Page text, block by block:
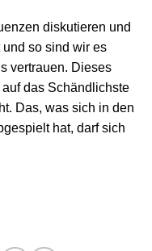
diskutieren und
so sind wir es
vertrauen. Dieses
das Schändlichste
Das, was sich in den
hat, darf sich